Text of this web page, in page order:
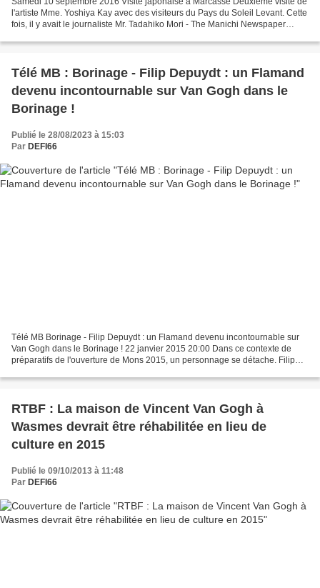
l'artiste Mme. Yoshiya Kay avec des visiteurs du Pays du Soleil Levant. Cette
fois, il y avait le journaliste Mr. Tadahiko Mori - The Manichi Newspaper
Télé MB : Borinage - Filip Depuydt : un Flamand
devenu incontournable sur Van Gogh dans le
Borinage !
Publié le 28/08/2023 à 15:03
Par DEFI66
Télé MB Borinage - Filip Depuydt : un Flamand devenu incontournable sur
Van Gogh dans le Borinage ! 22 janvier 2015 20:00 Dans ce contexte de
préparatifs de l'ouverture de Mons 2015, un personnage se détache. Filip
RTBF : La maison de Vincent Van Gogh à
Wasmes devrait être réhabilitée en lieu de
culture en 2015
Publié le 09/10/2013 à 11:48
Par DEFI66